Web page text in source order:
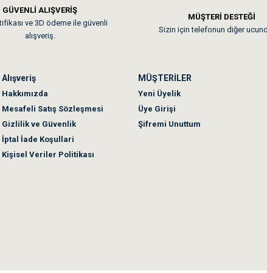
gün elime ulaştı. Jack russell köpeğim severek yedi. Tüy
GÜVENLİ ALIŞVERİŞ
ve 3D ödeme ile güvenli
alışveriş.
MÜŞTERİ DESTEĞİ
Sizin için telefonun diğer
Alışveriş
Hakkımızda
Mesafeli Satış Sözleşmesi
Gizlilik ve Güvenlik
İptal İade Koşullari
Kişisel Veriler Politikası
MÜŞTERİLER
Yeni Üyelik
Üye Girişi
Şifremi Unuttum